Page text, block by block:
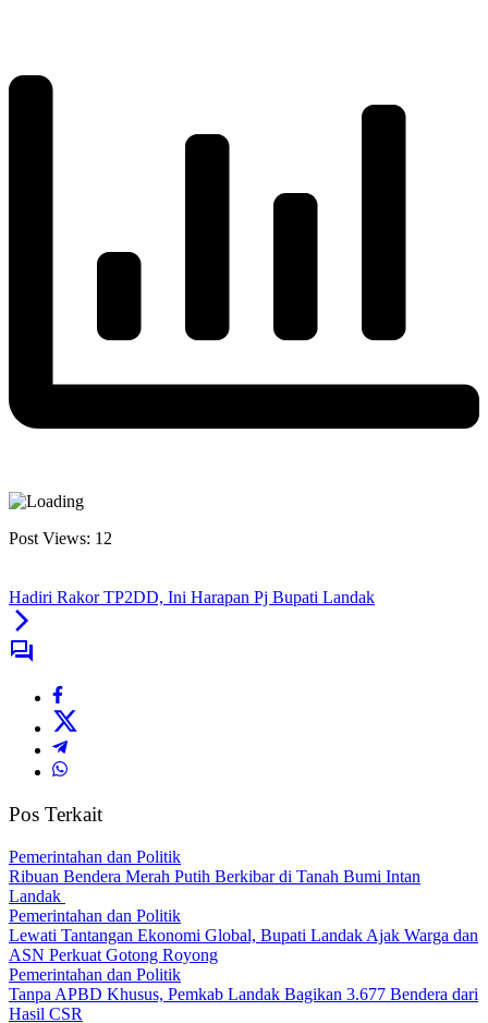
Post Views: 12
Hadiri Rakor TP2DD, Ini Harapan Pj Bupati Landak
Pos Terkait
Pemerintahan dan Politik
Ribuan Bendera Merah Putih Berkibar di Tanah Bumi Intan
Landak
Pemerintahan dan Politik
Lewati Tantangan Ekonomi Global, Bupati Landak Ajak Warga dan
ASN Perkuat Gotong Royong
Pemerintahan dan Politik
Tanpa APBD Khusus, Pemkab Landak Bagikan 3.677 Bendera dari
Hasil CSR